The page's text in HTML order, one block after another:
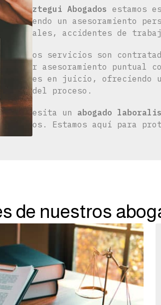
EnMaiztegui Abogados estamos
ofreciendo un asesoramiento
salariales, accidentes de
Nuestros servicios son
recibir asesoramiento puntual
clientes en juicio, ofreciendo
fases del proceso.
Si necesita un abogado
nosotros. Estamos aquí para
de nuestros